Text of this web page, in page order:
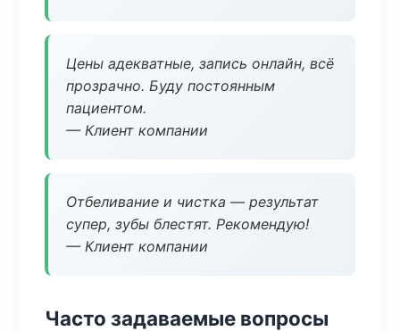
Цены адекватные, запись онлайн, всё
прозрачно. Буду постоянным
пациентом.
— Клиент компании
Отбеливание и чистка — результат
супер, зубы блестят. Рекомендую!
— Клиент компании
Часто задаваемые вопросы